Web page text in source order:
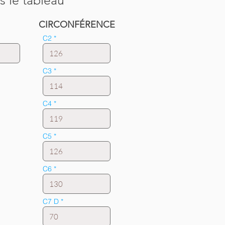
CIRCONFÉRENCE
C2
C3
C4
C5
C6
C7 D